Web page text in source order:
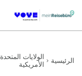
الرئيسية
الولايات المتحدة
الأمريكية